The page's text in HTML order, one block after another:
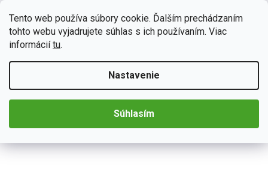
Tento web používa súbory cookie. Ďalším prechádzaním
tohto webu vyjadrujete súhlas s ich používaním. Viac
informáciítu.
Nastavenie
Súhlasím
Bmode 2DIN autorádio BW28 Android s GPS
Skladom(>5 ks)
od€197,57
Autorádio Bmode BW28 vám dokonale poslúži na krátkych aj
2722/RAM